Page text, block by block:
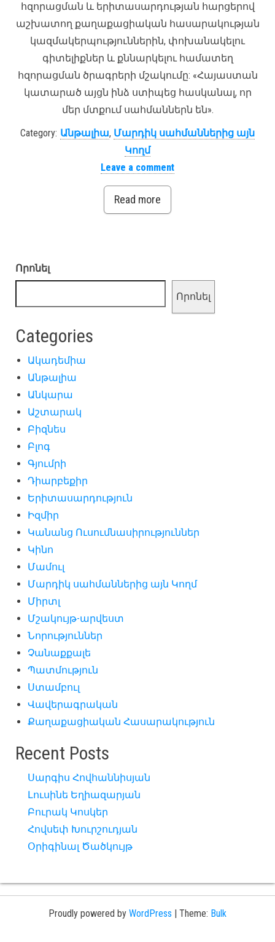
հզորացման և երիտասարդության հարցերով
աշխատող քաղաքացիական հասարակության
կազմակերպություններին, փոխանակելու
գիտելիքներ և քննարկելու համատեղ
հզորացման ծրագրերի մշակումը: «Հայաստան
կատարած այցն ինձ ստիպեց հասկանալ, որ
մեր մտքում սահմաններն են».
Category: Անթալիա, Մարդիկ սահմաններից այն
Կողմ
Leave a comment
Read more
Որոնել
Որոնել
Categories
Ակադեմիա
Անթալիա
Անկարա
Աշտարակ
Բիզնես
Բլոգ
Գյումրի
Դիարբեքիր
Երիտասարդություն
Իզմիր
Կանանց Ուսումնասիրություններ
Կինո
Մամուլ
Մարդիկ սահմաններից այն Կողմ
Միրտլ
Մշակույթ-արվեստ
Նորություններ
Չանաքքալե
Պատմություն
Ստամբուլ
Վավերագրական
Քաղաքացիական Հասարակություն
Recent Posts
Սարգիս Հովհաննիսյան
Լուսինե Եղիազարյան
Բուրակ Կոսկեր
Հովսեփ Խուրշուդյան
Օրիգինալ Ծածկույթ
Proudly powered by WordPress | Theme: Bulk